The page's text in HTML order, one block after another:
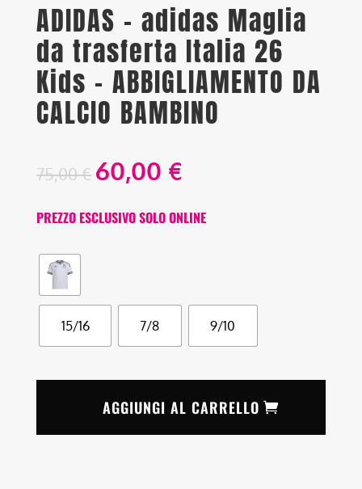
ADIDAS – adidas Maglia
da trasferta Italia 26
Kids – ABBIGLIAMENTO DA
CALCIO BAMBINO
75,00€ 60,00 €
PREZZO ESCLUSIVO SOLO ONLINE
15/16 7/8 9/10
AGGIUNGI AL CARRELLO